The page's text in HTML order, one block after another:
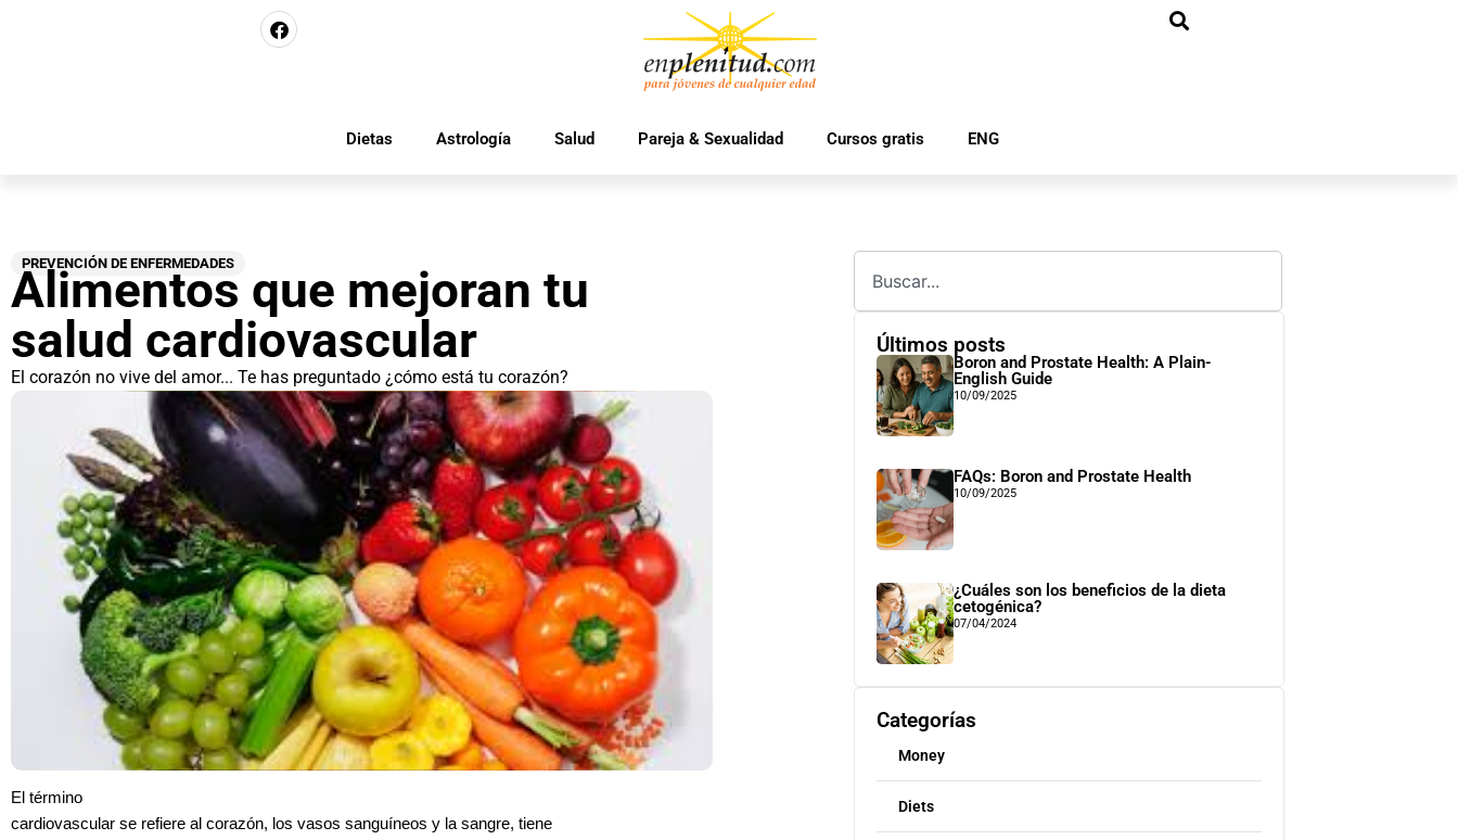
Dietas Astrología Salud Pareja & Sexualidad Cursos gratis ENG
PREVENCIÓN DE ENFERMEDADES
Alimentos que mejoran tu
salud cardiovascular
El corazón no vive del amor... Te has preguntado ¿cómo está tu corazón?
El término
cardiovascular se refiere al corazón, los vasos sanguíneos y la sangre, tiene
Últimos posts
Boron and Prostate Health: A Plain-
English Guide
10/09/2025
FAQs: Boron and Prostate Health
10/09/2025
¿Cuáles son los beneficios de la dieta
cetogénica?
07/04/2024
Categorías
Money
Diets